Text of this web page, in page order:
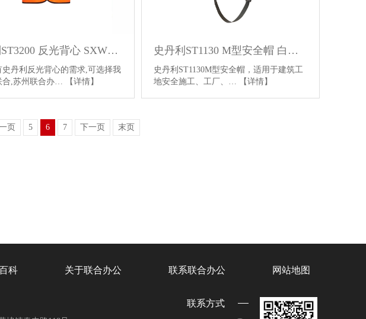
史丹利ST3200 反光背心 SXWW3201CN
史丹利反光背心的需求,可选择我
合,苏州联合办…
【详情】
史丹利ST1130 M型安全帽 白色 橙色 红色 黄色 蓝色
史丹利ST1130M型安全帽，适用于建筑工
地安全施工、工厂、…
【详情】
页 5 6 7 下一页 末页
科 关于联合办公 联系联合办公 网站地图
联系方式